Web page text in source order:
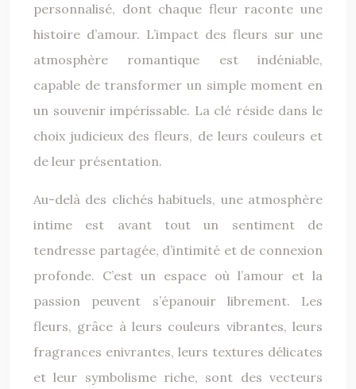
personnalisé, dont chaque fleur raconte une
histoire d’amour. L’impact des fleurs sur une
atmosphère romantique est indéniable,
capable de transformer un simple moment en
un souvenir impérissable. La clé réside dans le
choix judicieux des fleurs, de leurs couleurs et
de leur présentation.
Au-delà des clichés habituels, une atmosphère
intime est avant tout un sentiment de
tendresse partagée, d’intimité et de connexion
profonde. C’est un espace où l’amour et la
passion peuvent s’épanouir librement. Les
fleurs, grâce à leurs couleurs vibrantes, leurs
fragrances enivrantes, leurs textures délicates
et leur symbolisme riche, sont des vecteurs